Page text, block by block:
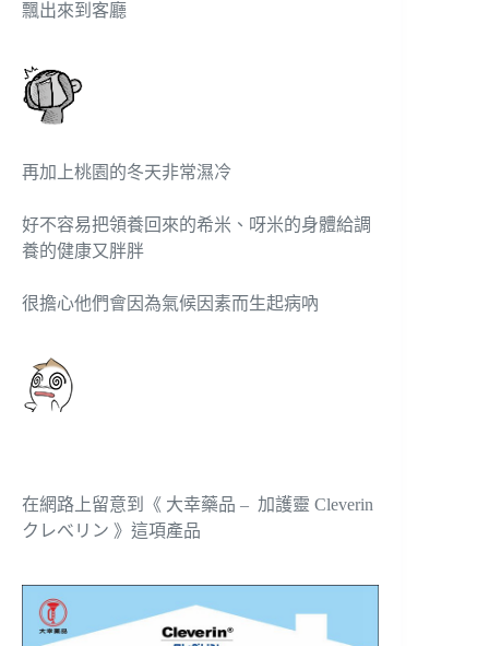
飄出來到客廳
再加上桃園的冬天非常濕冷
好不容易把領養回來的希米、呀米的身體給調
養的健康又胖胖
很擔心他們會因為氣候因素而生起病吶
在網路上留意到《 大幸藥品 – 加護靈 Cleverin
クレべリン 》這項產品